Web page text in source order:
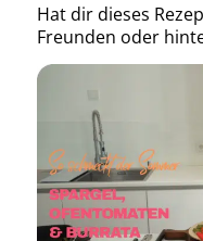
Hat dir dieses
Freunden oder